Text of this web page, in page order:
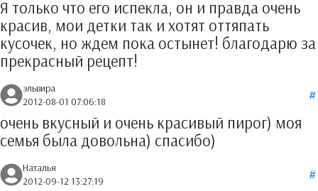
Я только что его испекла, он и правда очень
красив, мои детки так и хотят оттяпать
кусочек, но ждем пока остынет! благодарю за
прекрасный рецепт!
эльвира
2012-08-01 07:06:18
очень вкусный и очень красивый пирог) моя
семья была довольна) спасибо)
Наталья
2012-09-12 13:27:19